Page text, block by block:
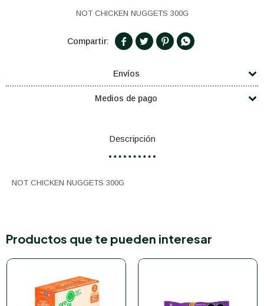
NOT CHICKEN NUGGETS 300G
   
Envíos
Medios de pago
Descripción
NOT CHICKEN NUGGETS 300G
Productos que te pueden interesar